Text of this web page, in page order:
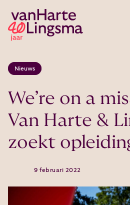
Nieuws
We’re on a
Van Harte &
zoekt
9 februari 2022